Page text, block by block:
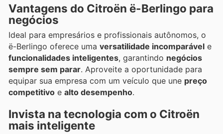
Vantagens do Citroën ë-Berlingo para
negócios
Ideal para empresários e profissionais autônomos, o
ë-Berlingo oferece uma versatilidade incomparável e
funcionalidades inteligentes, garantindo negócios
sempre sem parar. Aproveite a oportunidade para
equipar sua empresa com um veículo que une preço
competitivo e alto desempenho.
Invista na tecnologia com o Citroën
mais inteligente